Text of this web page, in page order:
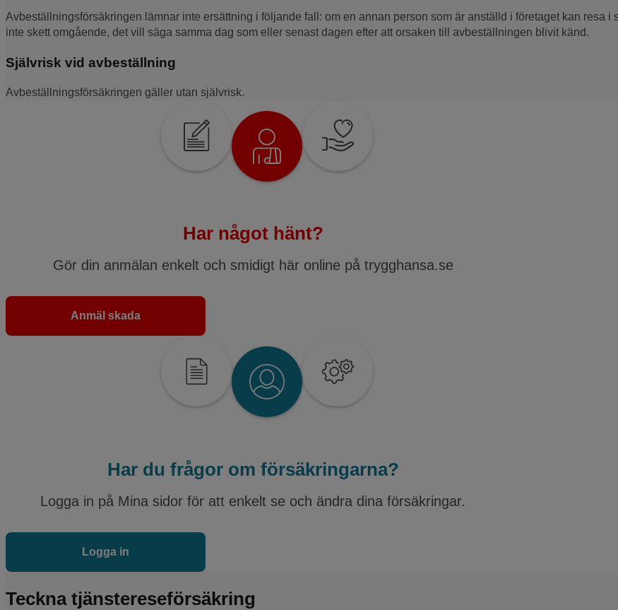
Avbeställningsförsäkringen lämnar inte ersättning i följande fall: om en annan person som är anställd i företaget kan resa i
inte skett omgående, det vill säga samma dag som eller senast dagen efter att orsaken till avbeställningen blivit känd.
Självrisk vid avbeställning
Avbeställningsförsäkringen gäller utan självrisk.
Har något hänt?
Gör din anmälan enkelt och smidigt här online på trygghansa.se
Anmäl skada
Har du frågor om försäkringarna?
Logga in på Mina sidor för att enkelt se och ändra dina försäkringar.
Logga in
Teckna tjänstereseförsäkring